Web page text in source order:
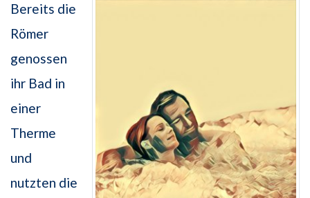
Bereits die
Römer
genossen
ihr Bad in
einer
Therme
und
nutzten die